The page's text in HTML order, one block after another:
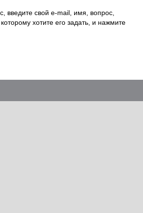
введите свой e-mail, имя, вопрос,
хотите его задать, и нажмите